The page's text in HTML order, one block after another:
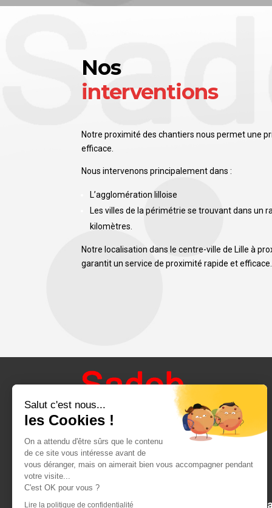
Nos
interventions
Notre proximité des chantiers nous permet une
efficace.
Nous intervenons principalement dans :
L’agglomération lilloise
Les villes de la périmétrie se trouvant dansun
kilomètres.
Notre localisation dans le centre-ville de Lille à
garantit un service de proximité rapide et efficace.
5 & 5bis rue de
Salut c'est nous...
les Cookies !
On a attendu d'être sûrs que le contenu
de ce site vous intéresse avant de
vous déranger, mais on aimerait bien vous accompagner pendant
votre visite...
C'est OK pour vous ?
Lire la politique de confidentialité